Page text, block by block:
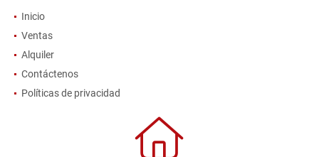
Inicio
Ventas
Alquiler
Contáctenos
Políticas de privacidad